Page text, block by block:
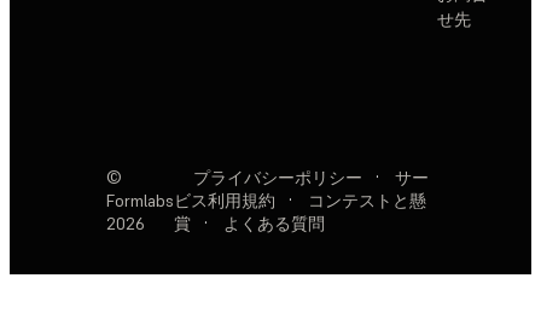
せ先
©
Formlabs
2026
プライバシーポリシー ·
サー
ビス利用規約
·
コンテストと懸
賞
· よくある質問